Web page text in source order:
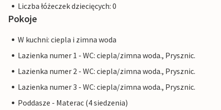
Liczba łóżeczek dziecięcych: 0
Pokoje
W kuchni: ciepla i zimna woda
Lazienka numer 1 - WC: ciepla/zimna woda., Prysznic.
Lazienka numer 2 - WC: ciepla/zimna woda., Prysznic.
Lazienka numer 3 - WC: ciepla/zimna woda., Prysznic.
Poddasze - Materac (4 siedzenia)